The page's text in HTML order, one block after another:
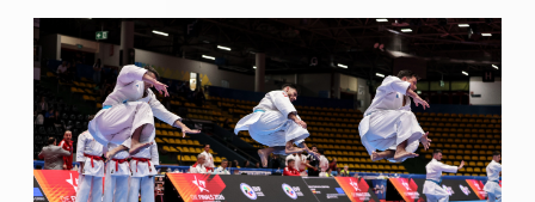
Modulistica
FAQ
Quesiti fiscali
Sostenibilità
Documenti